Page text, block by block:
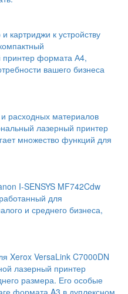
картриджи к устройству
формата А4,
вашего бизнеса
расходных материалов
лазерный принтер
множество функций для
I-SENSYS MF742Cdw
для
и среднего бизнеса,
Xerox VersaLink C7000DN
лазерный принтер
размера. Его особые